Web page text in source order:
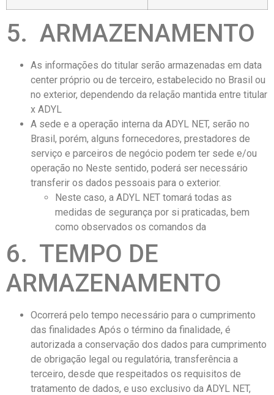
5. ARMAZENAMENTO
As informações do titular serão armazenadas em data
center próprio ou de terceiro, estabelecido no Brasil ou
no exterior, dependendo da relação mantida entre titular
x ADYL
A sede e a operação interna da ADYL NET, serão no
Brasil, porém, alguns fornecedores, prestadores de
serviço e parceiros de negócio podem ter sede e/ou
operação no Neste sentido, poderá ser necessário
transferir os dados pessoais para o exterior.
Neste caso, a ADYL NET tomará todas as
medidas de segurança por si praticadas, bem
como observados os comandos da
6. TEMPO DE
ARMAZENAMENTO
Ocorrerá pelo tempo necessário para o cumprimento
das finalidades Após o término da finalidade, é
autorizada a conservação dos dados para cumprimento
de obrigação legal ou regulatória, transferência a
terceiro, desde que respeitados os requisitos de
tratamento de dados, e uso exclusivo da ADYL NET,